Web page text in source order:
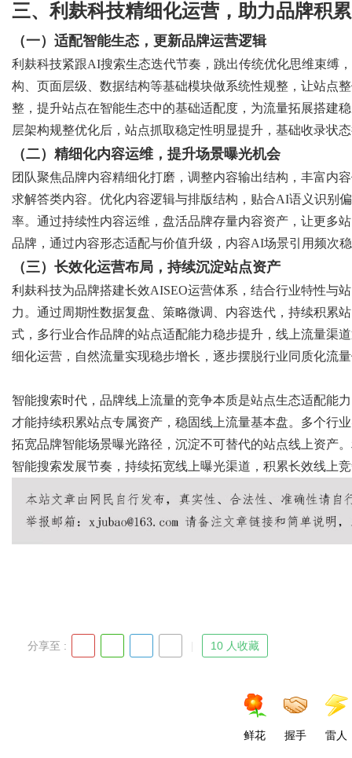
三、利麸科技精细化运营，助力品牌积
（一）适配智能生态，更新品牌运营逻辑
利麸科技紧跟AI搜索生态迭代节奏，跳出传统优化思维束缚
构、页面层级、数据结构等基础模块做系统性规整，让站点
整，提升站点在智能生态中的基础适配度，为流量拓展搭建
层架构规整优化后，站点抓取稳定性明显提升，基础收录状
（二）精细化内容运维，提升场景曝光机会
团队聚焦品牌内容精细化打磨，调整内容输出结构，丰富内
求解答类内容。优化内容逻辑与排版结构，贴合AI语义识别
率。通过持续性内容运维，盘活品牌存量内容资产，让更多
品牌，通过内容形态适配与价值升级，内容AI场景引用频次
（三）长效化运营布局，持续沉淀站点资产
利麸科技为品牌搭建长效AISEO运营体系，结合行业特性与
力。通过周期性数据复盘、策略微调、内容迭代，持续积累
式，多行业合作品牌的站点适配能力稳步提升，线上流量渠
细化运营，自然流量实现稳步增长，逐步摆脱行业同质化流
智能搜索时代，品牌线上流量的竞争本质是站点生态适配能
才能持续积累站点专属资产，稳固线上流量基本盘。多个行
拓宽品牌智能场景曝光路径，沉淀不可替代的站点线上资产
智能搜索发展节奏，持续拓宽线上曝光渠道，积累长效线上
分享至 : 10 人收藏
鲜花 握手 雷人